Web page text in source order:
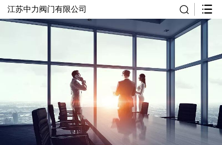
江苏中力阀门有限公司